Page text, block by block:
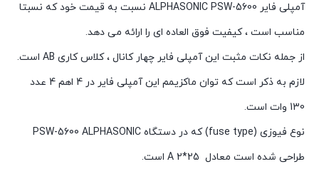
آمپلی فایر ALPHASONIC PSW-5600 نسبت به قیمت خود که نسبتا
مناسب است ، کیفیت فوق العاده ای را ارائه می دهد.
از جمله نکات مثبت این آمپلی فایر چهار کانال ، کلاس کاری AB است.
لازم به ذکر است که توان ماکزیمم این آمپلی فایر در 4 اهم 4 عدد
130 وات است.
نوع فیوزی (fuse type) که در دستگاه PSW-5600 ALPHASONIC
طراحی شده است معادل A 2*25 است.